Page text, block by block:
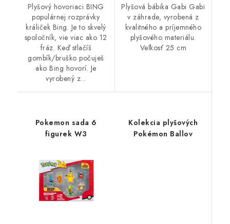
Plyšový hovoriaci BING
populárnej rozprávky
králiček Bing. Je to skvelý
spoločník, vie viac ako 12
fráz. Keď stlačíš
gombík/bruško počuješ
ako Bing hovorí. Je
vyrobený z...
Plyšová bábika Gabi Gabi
v záhrade, vyrobená z
kvalitného a príjemného
plyšového materiálu.
Veľkosť 25 cm
Pokemon sada 6
figurek W3
Kolekcia plyšových
Pokémon Ballov